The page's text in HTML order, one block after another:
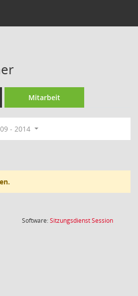
Mitarbeit
- 2014
Software:SitzungsdienstSession(Wird in